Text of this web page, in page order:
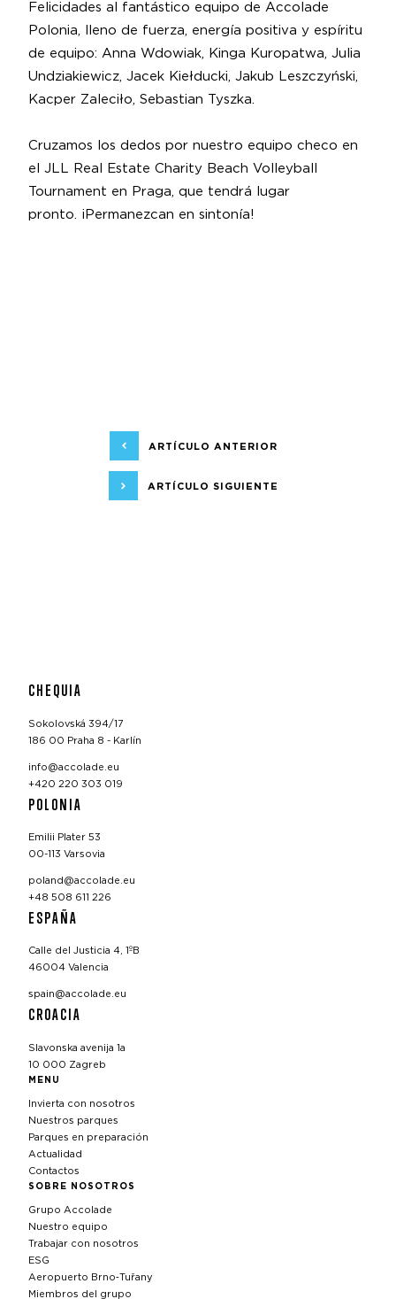
Felicidades al fantástico equipo de Accolade
Polonia, lleno de fuerza, energía positiva y espíritu
de equipo: Anna Wdowiak, Kinga Kuropatwa, Julia
Undziakiewicz, Jacek Kiełducki, Jakub Leszczyński,
Kacper Zaleciło, Sebastian Tyszka.
Cruzamos los dedos por nuestro equipo checo en
el JLL Real Estate Charity Beach Volleyball
Tournament en Praga, que tendrá lugar
pronto. ¡Permanezcan en sintonía!
ARTÍCULO ANTERIOR
ARTÍCULO SIGUIENTE
CHEQUIA
Sokolovská 394/17
186 00 Praha 8 - Karlín
info@accolade.eu
+420 220 303 019
POLONIA
Emilii Plater 53
00-113 Varsovia
poland@accolade.eu
+48 508 611 226
ESPAÑA
Calle del Justicia 4, 1ºB
46004 Valencia
spain@accolade.eu
CROACIA
Slavonska avenija 1a
10 000 Zagreb
MENU
Invierta con nosotros
Nuestros parques
Parques en preparación
Actualidad
Contactos
SOBRE NOSOTROS
Grupo Accolade
Nuestro equipo
Trabajar con nosotros
ESG
Aeropuerto Brno‑Tuřany
Miembros del grupo